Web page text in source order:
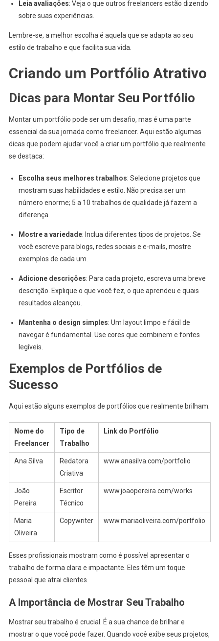
Leia avaliações: Veja o que outros freelancers estão dizendo
sobre suas experiências.
Lembre-se, a melhor escolha é aquela que se adapta ao seu
estilo de trabalho e que facilita sua vida.
Criando um Portfólio Atrativo
Dicas para Montar Seu Portfólio
Montar um portfólio pode ser um desafio, mas é uma parte
essencial da sua jornada como freelancer. Aqui estão algumas
dicas que podem ajudar você a criar um portfólio que realmente
se destaca:
Escolha seus melhores trabalhos: Selecione projetos que
mostram suas habilidades e estilo. Não precisa ser um
número enorme; 5 a 10 trabalhos de qualidade já fazem a
diferença.
Mostre a variedade: Inclua diferentes tipos de projetos. Se
você escreve para blogs, redes sociais e e-mails, mostre
exemplos de cada um.
Adicione descrições: Para cada projeto, escreva uma breve
descrição. Explique o que você fez, o que aprendeu e quais
resultados alcançou.
Mantenha o design simples: Um layout limpo e fácil de
navegar é fundamental. Use cores que combinem e fontes
legíveis.
Exemplos de Portfólios de
Sucesso
Aqui estão alguns exemplos de portfólios que realmente brilham:
Nome do
Freelancer
Tipo de
Trabalho
Link do Portfólio
Ana Silva
Redatora
Criativa
www.anasilva.com/portfolio
João
Pereira
Escritor
Técnico
www.joaopereira.com/works
Maria
Oliveira
Copywriter www.mariaoliveira.com/portfolio
Esses profissionais mostram como é possível apresentar o
trabalho de forma clara e impactante. Eles têm um toque
pessoal que atrai clientes.
A Importância de Mostrar Seu Trabalho
Mostrar seu trabalho é crucial. É a sua chance de brilhar e
mostrar o que você pode fazer. Quando você exibe seus projetos,